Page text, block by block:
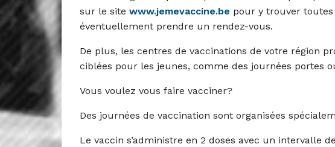
sur le site www.jemevaccine.be pour y trouver
éventuellement prendre un rendez-vous.
De plus, les centres de vaccinations de votre région
ciblées pour les jeunes, comme des journées portes
Vous voulez vous faire vacciner?
Des journées de vaccination sont organisées
Le vaccin s’administre en 2 doses avec un intervalle